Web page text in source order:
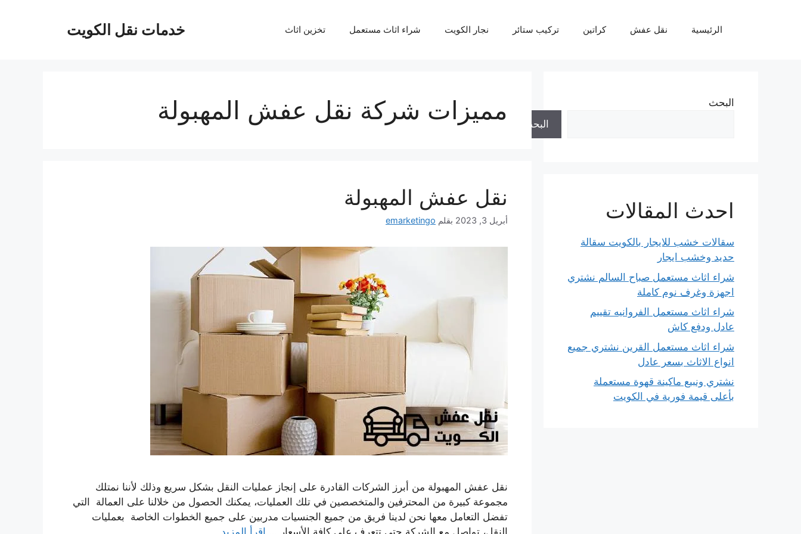
خدمات نقل الكويت الرئيسية نقل عفش كراتين تركيب ستائر نجار الكويت شراء اثاث مستعمل تخزين اثاث
مميزات شركة نقل عفش المهبولة
نقل عفش المهبولة
أبريل 3, 2023 بقلم emarketingo
نقل عفش المهبولة من أبرز الشركات القادرة على إنجاز عمليات النقل بشكل سريع وذلك لأننا نمتلك
مجموعة كبيرة من المحترفين والمتخصصين في تلك العمليات، يمكنك الحصول من خلالنا على العمالة التي
تفضل التعامل معها نحن لدينا فريق من جميع الجنسيات مدربين على جميع الخطوات الخاصة بعمليات
البحث
البحث
احدث المقالات
سقالات خشب للايجار بالكويت سقالة
حديد وخشب ايجار
شراء اثاث مستعمل صباح السالم نشتري
اجهزة وغرف نوم كاملة
شراء اثاث مستعمل الفروانيه تقييم
عادل ودفع كاش
شراء اثاث مستعمل القرين نشتري جميع
انواع الاثاث بسعر عادل
نشتري ونبيع ماكينة قهوة مستعملة
بأعلى قيمة فورية في الكويت